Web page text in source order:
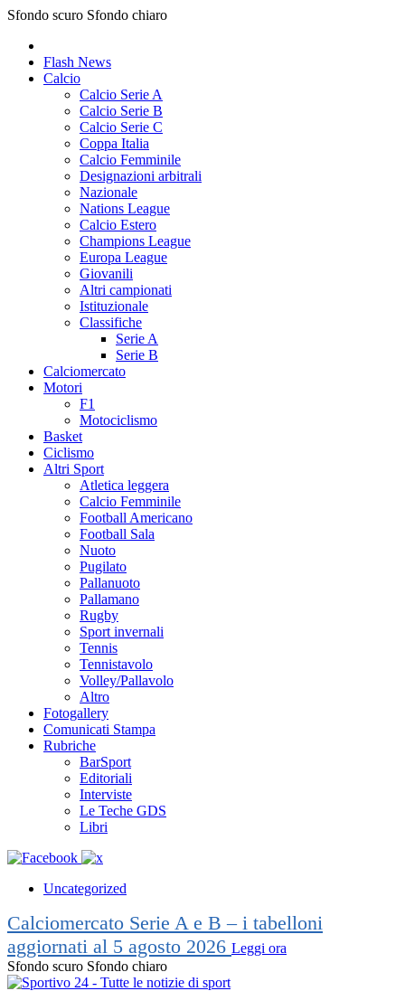
Sfondo scuro Sfondo chiaro
Flash News
Calcio
Calcio Serie A
Calcio Serie B
Calcio Serie C
Coppa Italia
Calcio Femminile
Designazioni arbitrali
Nazionale
Nations League
Calcio Estero
Champions League
Europa League
Giovanili
Altri campionati
Istituzionale
Classifiche
Serie A
Serie B
Calciomercato
Motori
F1
Motociclismo
Basket
Ciclismo
Altri Sport
Atletica leggera
Calcio Femminile
Football Americano
Football Sala
Nuoto
Pugilato
Pallanuoto
Pallamano
Rugby
Sport invernali
Tennis
Tennistavolo
Volley/Pallavolo
Altro
Fotogallery
Comunicati Stampa
Rubriche
BarSport
Editoriali
Interviste
Le Teche GDS
Libri
Uncategorized
Calciomercato Serie A e B – i tabelloni
aggiornati al 5 agosto 2026 Leggi ora
Sfondo scuro Sfondo chiaro